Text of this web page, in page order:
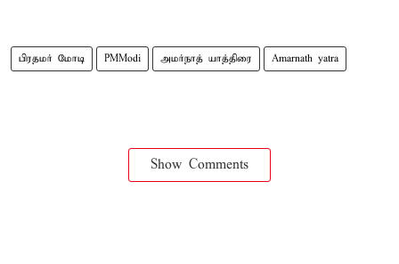
பிரதமர் மோடி PMModi அமர்நாத் யாத்திரை Amarnath yatra
Show Comments